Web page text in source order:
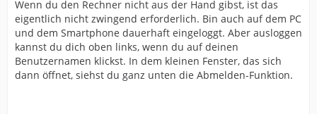
Wenn du den Rechner nicht aus der Hand gibst, ist das
eigentlich nicht zwingend erforderlich. Bin auch auf dem PC
und dem Smartphone dauerhaft eingeloggt. Aber ausloggen
kannst du dich oben links, wenn du auf deinen
Benutzernamen klickst. In dem kleinen Fenster, das sich
dann öffnet, siehst du ganz unten die Abmelden-Funktion.